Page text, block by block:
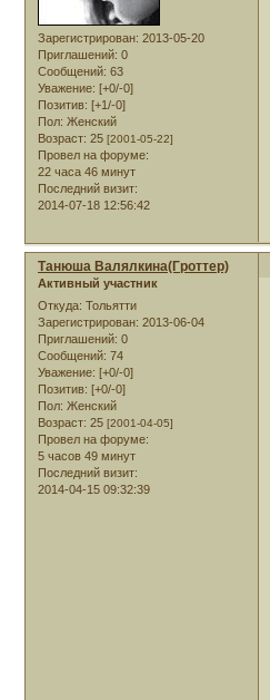
Зарегистрирован: 2013-05-20
Приглашений: 0
Сообщений: 63
Уважение: [+0/-0]
Позитив: [+1/-0]
Пол: Женский
Возраст: 25 [2001-05-22]
Провел на форуме:
22 часа 46 минут
Последний визит:
2014-07-18 12:56:42
Танюша Валялкина(Гроттер)
Активный участник
Откуда: Тольятти
Зарегистрирован: 2013-06-04
Приглашений: 0
Сообщений: 74
Уважение: [+0/-0]
Позитив: [+0/-0]
Пол: Женский
Возраст: 25 [2001-04-05]
Провел на форуме:
5 часов 49 минут
Последний визит:
2014-04-15 09:32:39